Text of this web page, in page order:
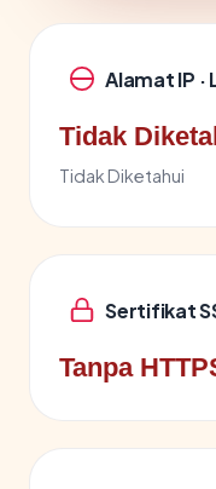
Alamat IP ·
Tidak
Tidak Diketahui
Sertifikat
Tanpa